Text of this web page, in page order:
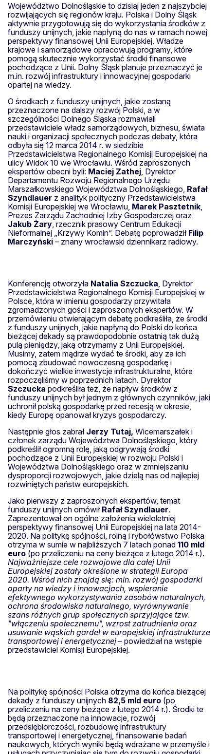
Województwo Dolnośląskie to dzisiaj jeden z najszybciej
rozwijających się regionów kraju. Polska i Dolny Śląsk
aktywnie przygotowują się do wykorzystania środków z
funduszy unijnych, jakie napłyną do nas w ramach nowej
perspektywy finansowej Unii Europejskiej. Władze
krajowe i samorządowe opracowują programy, które
pomogą skutecznie wykorzystać środki finansowe
pochodzące z Unii. Dolny Śląsk planuje przeznaczyć je
m.in. rozwój infrastruktury i innowacyjnej gospodarki
opartej na wiedzy.
O środkach z funduszy unijnych, jakie zostaną
przeznaczone na dalszy rozwój Polski, a w
szczególności Dolnego Śląska rozmawiali
przedstawiciele władz samorządowych, biznesu, świata
nauki i organizacji społecznych podczas debaty, która
odbyła się 12 marca 2014 r. w siedzibie
Przedstawicielstwa Regionalnego Komisji Europejskiej na
ulicy Widok 10 we Wrocławiu. Wśród zaproszonych
ekspertów obecni byli: Maciej Zathej , Dyrektor
Departamentu Rozwoju Regionalnego Urzędu
Marszałkowskiego Województwa Dolnośląskiego, Rafał
Szyndlauer z analityk polityczny Przedstawicielstwa
Komisji Europejskiej we Wrocławiu, Marek Pasztetnik
Prezes Zarządu Zachodniej Izby Gospodarczej oraz
Jakub Żary , rzecznik prasowy Centrum Edukacji
Nieformalnej „Krzywy Komin”. Debatę poprowadził Filip
Marczyński – znany wrocławski dziennikarz radiowy.
Konferencję otworzyła Natalia Szczucka , Dyrektor
Przedstawicielstwa Regionalnego Komisji Europejskiej w
Polsce, która w imieniu gospodarzy przywitała
zgromadzonych gości i zaproszonych ekspertów. W
przemówieniu otwierającym debatę podkreśliła, że środki
z funduszy unijnych, jakie napłyną do Polski do końca
bieżącej dekady są prawdopodobnie ostatnią tak dużą
pulą pieniędzy, jaką otrzymamy z Unii Europejskiej.
Musimy, zatem mądrze wydać te środki, aby za ich
pomocą zbudować nowoczesną gospodarkę i
dokończyć wielkie inwestycje infrastrukturalne, które
rozpoczęliśmy w poprzednich latach. Dyrektor
Szczucka podkreśliła też, że napływ środków z
funduszy unijnych był jednym z głównych czynników, jaki
uchronił polską gospodarkę przed recesją w okresie,
kiedy Europę opanował kryzys gospodarczy.
Następnie głos zabrał Jerzy Tutaj, Wicemarszałek i
członek zarządu Województwa Dolnośląskiego, który
podkreślił ogromną rolę, jaką odgrywają środki
pochodzące z Unii Europejskiej w rozwoju Polski i
Województwa Dolnośląskiego oraz w zmniejszaniu
dysproporcji rozwojowych, jakie dzielą nas od najlepiej
rozwiniętych państw europejskich.
Jako pierwszy z zaproszonych ekspertów, temat
funduszy unijnych omówił Rafał Szyndlauer.
Zaprezentował on ogólne założenia wieloletniej
perspektywy finansowej Unii Europejskiej na lata 2014-
2020. Na politykę spójności, rolną i rybołówstwo Polska
otrzyma w sumie w najbliższych 7 latach ponad 110 mld
euro (po przeliczeniu na ceny bieżące z lutego 2014 r.).
Najważniejsze cele rozwojowe dla całej Unii
Europejskiej zostały określone w strategii Europa
2020. Wśród nich znajdą się: min. rozwój gospodarki
oparty na wiedzy i innowacjach, wspieranie
efektywnego wykorzystywania zasobów naturalnych,
ochrona środowiska naturalnego, wyrównywanie
szans różnych grup społecznych sprzyjające tzw.
"włączeniu społecznemu", wzrost zatrudnienia oraz
usuwanie wąskich gardeł w europejskiej infrastrukturze
transportowej i energetycznej – powiedział na wstępie
przedstawiciel Komisji Europejskiej.
Na politykę spójności Polska otrzyma do końca bieżącej
dekady z funduszy unijnych 82,5 mld euro (po
przeliczeniu na ceny bieżące z lutego 2014 r.). Środki te
będą przeznaczone na innowacje, rozwój
przedsiębiorczości, rozbudowę infrastruktury
transportowej i energetycznej, finansowanie badań
naukowych, których wyniki będą wdrażane w przemyśle i